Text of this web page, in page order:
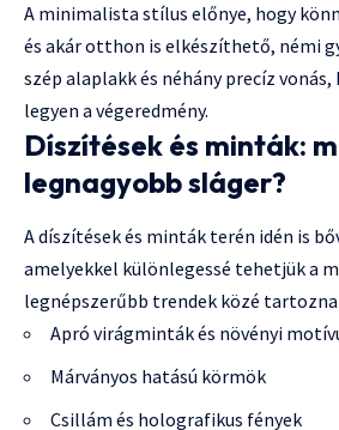
A minimalista stílus előnye, hogy
és akár otthon is elkészíthető, némi
szép alaplakk és néhány precíz
legyen a végeredmény.
Díszítések és minták:
legnagyobb sláger?
A díszítések és minták terén idén is
amelyekkel különlegessé tehetjük a
legnépszerűbb trendek közé
Apró virágminták és növényi
Márványos hatású körmök
Csillám és holografikus fények